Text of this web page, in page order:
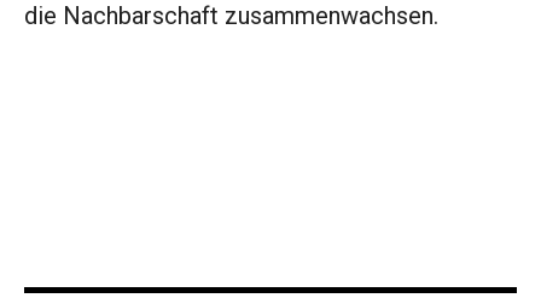
die Nachbarschaft zusammenwachsen.